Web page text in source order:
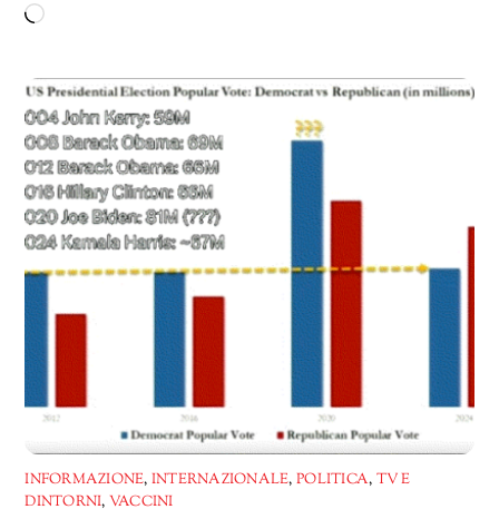
Caricamento
corso…
INFORMAZIONE, INTERNAZIONALE, POLITICA, TV E
DINTORNI, VACCINI